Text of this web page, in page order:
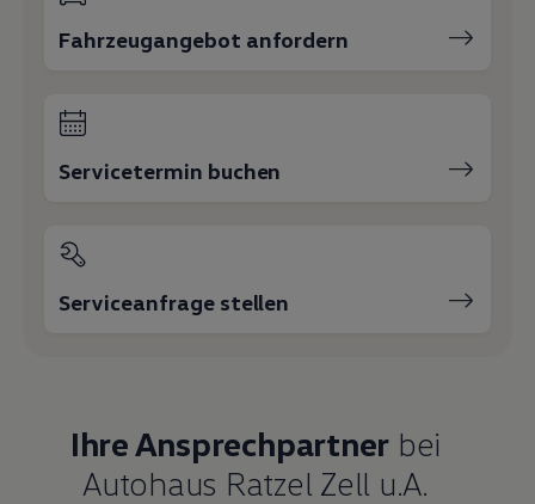
Fahrzeugangebot anfordern
Servicetermin buchen
Serviceanfrage stellen
Ihre Ansprechpartner bei
Autohaus Ratzel Zell u.A.